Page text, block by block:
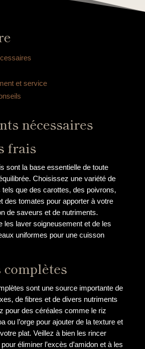
et service
nécessaires
frais
sont la base essentielle de toute
Choisissez une variété de
que des carottes, des poivrons,
des tomates pour apporter à votre
de saveurs et de nutriments.
les laver soigneusement et de les
uniformes pour une cuisson
complètes
sont une source importante de
de fibres et de divers nutriments
pour des céréales comme le riz
ou l’orge pour ajouter de la texture et
plat. Veillez à bien les rincer
éliminer l’excès d’amidon et à les